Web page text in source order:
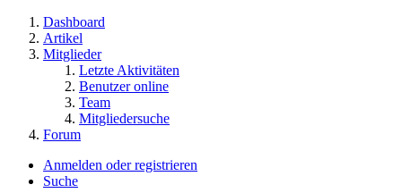
Dashboard
Artikel
Mitglieder
Letzte Aktivitäten
Benutzer online
Team
Mitgliedersuche
Forum
Anmelden oder registrieren
Suche